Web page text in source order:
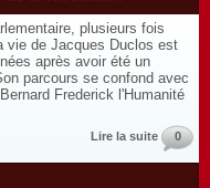
plusieurs fois
de Jacques Duclos est
après avoir été un
parcours se confond avec
Frederick l'Humanité
Lire la suite 0